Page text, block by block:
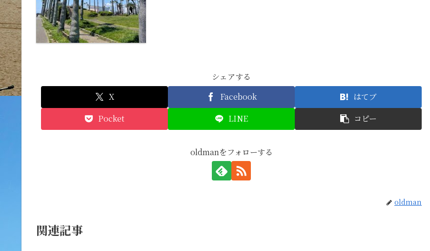
シェアする
X
Facebook
はてブ
Pocket
LINE コピー
oldmanをフォローする
oldman
関連記事